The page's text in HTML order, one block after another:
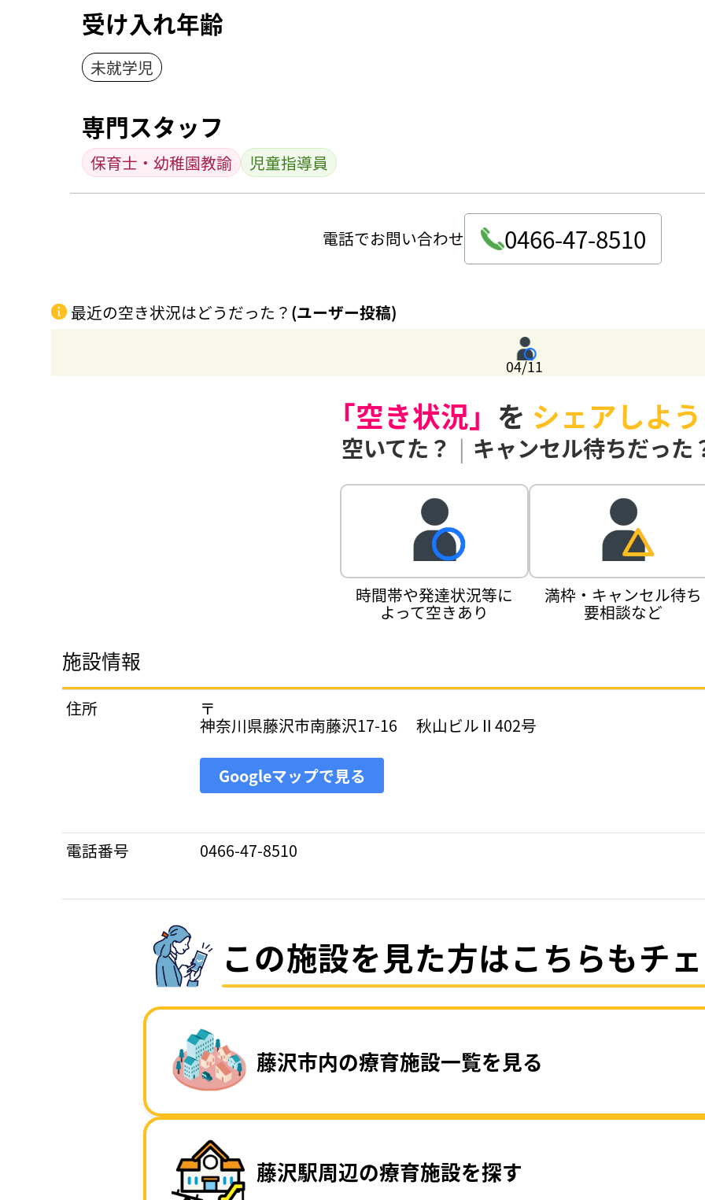
受け入れ年齢
未就学児
専門スタッフ
保育士・幼稚園教諭 児童指導員
電話でお問い合わせ 0466-47-8510
最近の空き状況はどうだった？ (ユーザー投稿)
04/11
「空き状況」 を シェアしよ
空いてた？ | キャンセル待ちだった
時間帯や発達状況等に
よって空きあり
満枠・キャンセル待ち
要相談など
施設情報
住所 〒
神奈川県藤沢市南藤沢17-16 秋山ビルⅡ402号
Googleマップで見る
電話番号 0466-47-8510
この施設を見た方はこちらもチ
藤沢市内の療育施設一覧を見る
藤沢駅周辺の療育施設を探す